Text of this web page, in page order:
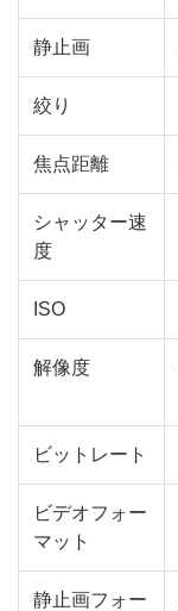
静止画
絞り
焦点距離
シャッター速
度
ISO
解像度
ビットレート
ビデオフォー
マット
静止画フォー